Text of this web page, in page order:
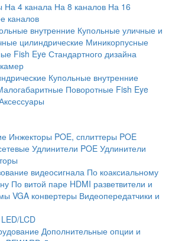
На 4 канала На 8 каналов На 16
каналов
внутренние Купольные уличные и
цилиндрические Миникорпусные
Fish Eye Стандартного дизайна
Купольные внутренние
Поворотные Fish Eye
Инжекторы POE, сплиттеры POE
Удлинители POE Удлинители
видеосигнала По коаксиальному
По витой паре HDMI разветвители и
VGA конвертеры Видеопередатчики и
LCD
Дополнительные опции и